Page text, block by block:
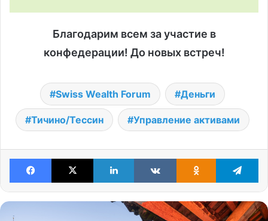
Благодарим всем за участие в
конфедерации! До новых встреч!
Swiss Wealth Forum Деньги
Тичино/Тессин Управление активами
Facebook X LinkedIn VKontakteOdnoklassniki